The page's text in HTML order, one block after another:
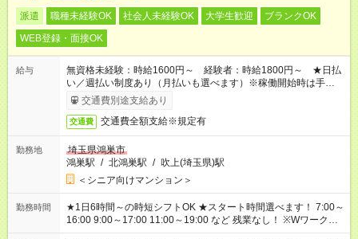
派遣 職種未経験OK 社会人未経験OK 大学生歓迎
ブランクOK
WEB登録・面接OK
給与
無資格未経験：時給1600円～ 経験者：時給1800円～ ★日払
い／週払い制度あり（月払いも選べます）※稼働開始時は手続き
完了次第のお支払いとなります。
交通費別途支給あり
交通費 交通費全額支給※規定有
勤務地
埼玉県鴻巣市
鴻巣駅 / 北鴻巣駅 / 吹上(埼玉県)駅
＜シニア向けマンション＞
勤務時間
★1日6時間～の時短シフトOK ★スタート時間選べます！ 7:00～
16:00 9:00～17:00 11:00～19:00 など 残業なし！ ※Wワークの
場合、他のお仕事と合わせ週40時間超の就業はご案内できませ